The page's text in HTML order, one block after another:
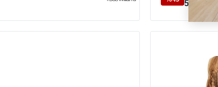
54.450 TL